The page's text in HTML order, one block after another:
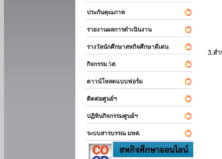
ประกันคุณภาพ
รายงานผลการดำเนินงาน
รางวัลนักศึกษาสหกิจศึกษาดีเด่น
กิจกรรม 5ส.
ดาวน์โหลดแบบฟอร์ม
ติดต่อศูนย์ฯ
ปฏิทินกิจกรรมศูนย์ฯ
ระบบสารบรรณ มทส.
3.ส